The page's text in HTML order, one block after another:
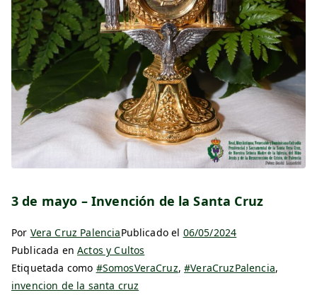
3 de mayo – Invención de la Santa Cruz
Por Vera Cruz PalenciaPublicado el 06/05/2024
Publicada enActos y Cultos
Etiquetada como #SomosVeraCruz,#VeraCruzPalencia,
invencion de la santa cruz